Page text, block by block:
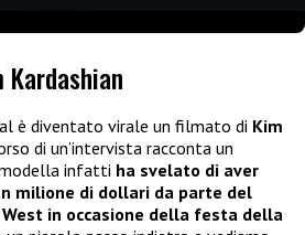
è diventato virale un filmato di Kim
di un’intervista racconta un
infatti ha svelato di aver
milione di dollari da parte del
in occasione della festa della